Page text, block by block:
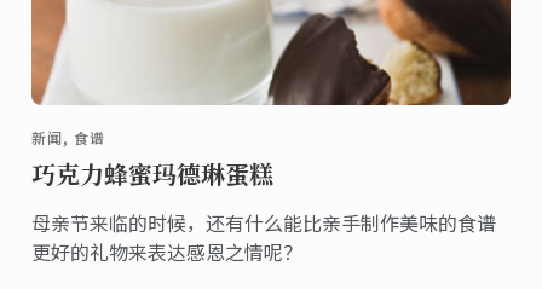
新闻, 食谱
巧克力蜂蜜玛德琳蛋糕
母亲节来临的时候，还有什么能比亲手制作美味的食谱
更好的礼物来表达感恩之情呢？